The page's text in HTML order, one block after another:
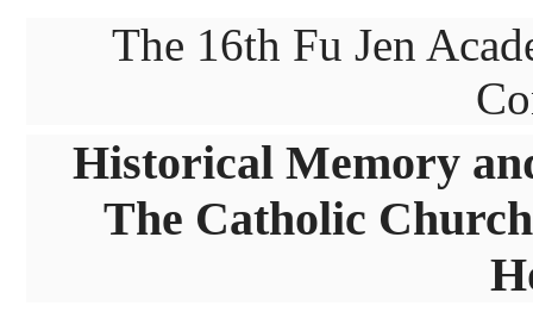
The 16th Fu Jen
Historical Memory
The Catholic